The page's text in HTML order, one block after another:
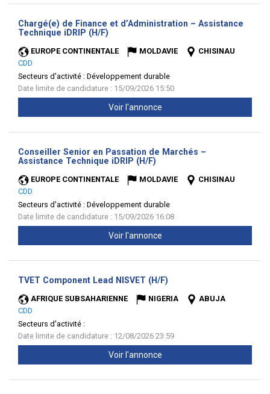
Chargé(e) de Finance et d’Administration – Assistance
Technique iDRIP (H/F)
EUROPE CONTINENTALE MOLDAVIE
CHISINAU
CDD
Secteurs d'activité : Développement durable
Date limite de candidature : 15/09/2026 15:50
Voir l'annonce
Conseiller Senior en Passation de Marchés –
Assistance Technique iDRIP (H/F)
EUROPE CONTINENTALE MOLDAVIE
CHISINAU
CDD
Secteurs d'activité : Développement durable
Date limite de candidature : 15/09/2026 16:08
Voir l'annonce
TVET Component Lead NISVET (H/F)
AFRIQUE SUBSAHARIENNE NIGERIA
ABUJA
CDD
Secteurs d'activité :
Date limite de candidature : 12/08/2026 23:59
Voir l'annonce